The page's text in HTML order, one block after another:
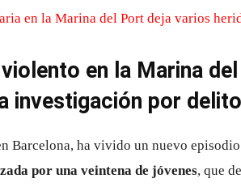
en la Marina
investigación por
Barcelona, ha vivido un nuevo
por una veintena de jóvenes, que